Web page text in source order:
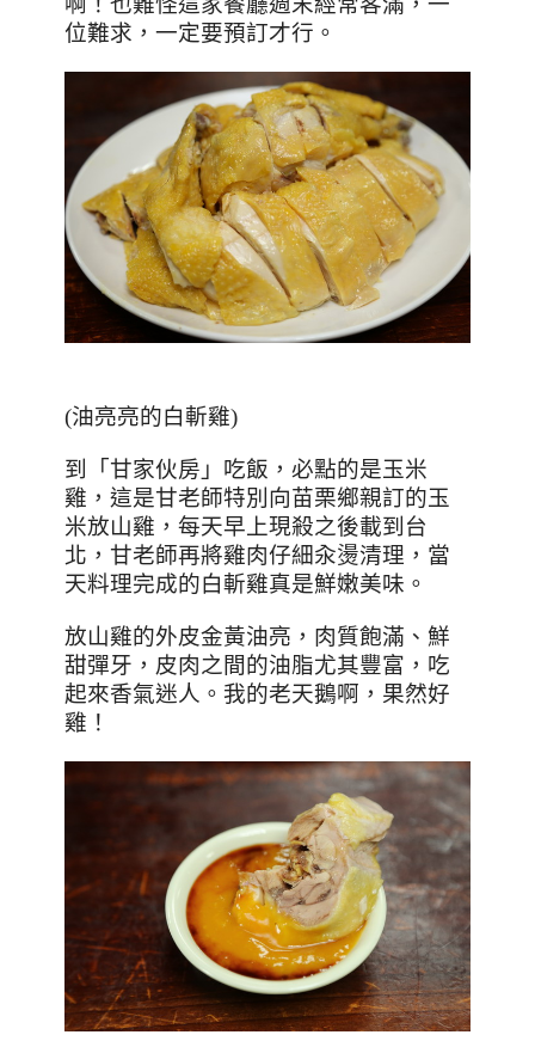
位難求，一定要預訂才行。
(油亮亮的白斬雞)
到「甘家伙房」吃飯，必點的是玉米
雞，這是甘老師特別向苗栗鄉親訂的玉
米放山雞，每天早上現殺之後載到台
北，甘老師再將雞肉仔細汆燙清理，當
天料理完成的白斬雞真是鮮嫩美味。
放山雞的外皮金黃油亮，肉質飽滿、鮮
甜彈牙，皮肉之間的油脂尤其豐富，吃
起來香氣迷人。我的老天鵝啊，果然好
雞！